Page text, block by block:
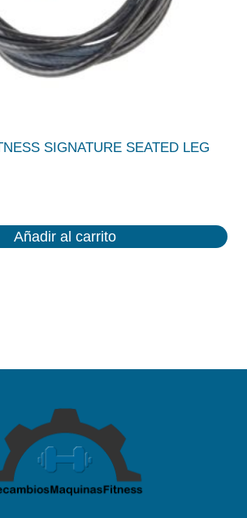
SIGNATURE SEATED LEG
Añadir al carrito